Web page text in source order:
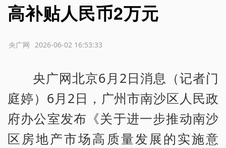
高补贴人民币2万元
2026-06-02 16:53:33
央广网
央广网北京6月2日消息（记者门
庭婷）6月2日，广州市南沙区人民政
府办公室发布《关于进一步推动南沙
区房地产市场高质量发展的实施意